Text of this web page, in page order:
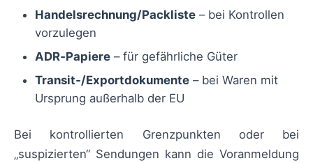
Handelsrechnung/Packliste – bei Kontrollen
vorzulegen
ADR‑Papiere – für gefährliche Güter
Transit‑/Exportdokumente – bei Waren mit
Ursprung außerhalb der EU
Bei kontrollierten Grenzpunkten oder bei
„suspizierten“ Sendungen kann die Voranmeldung